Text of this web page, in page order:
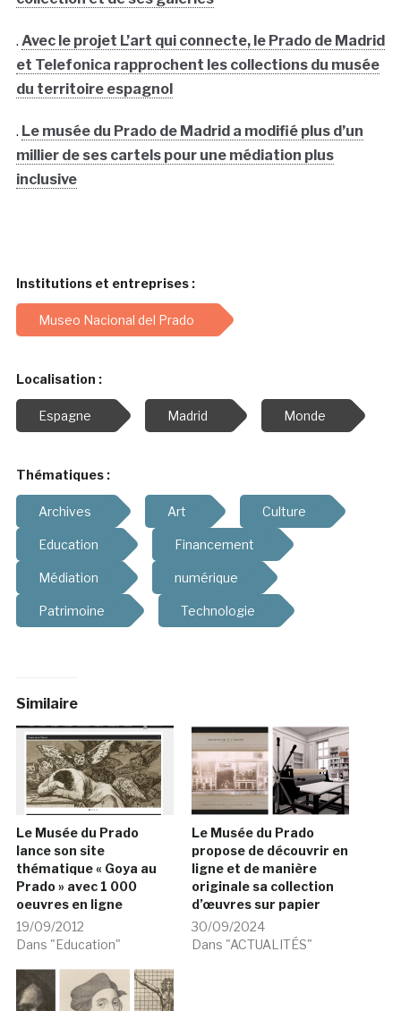
. Avec le projet L’art qui connecte, le Prado de Madrid
et Telefonica rapprochent les collections du musée
du territoire espagnol
. Le musée du Prado de Madrid a modifié plus d’un
millier de ses cartels pour une médiation plus
inclusive
Institutions et entreprises :
Museo Nacional del Prado
Localisation :
Espagne Madrid Monde
Thématiques :
Archives Art Culture
Education Financement
Médiation numérique
Patrimoine Technologie
Similaire
Le Musée du Prado
lance son site
thématique « Goya au
Prado » avec 1 000
oeuvres en ligne
19/09/2012
Dans "Education"
Le Musée du Prado
propose de découvrir en
ligne et de manière
originale sa collection
d’œuvres sur papier
30/09/2024
Dans "ACTUALITÉS"